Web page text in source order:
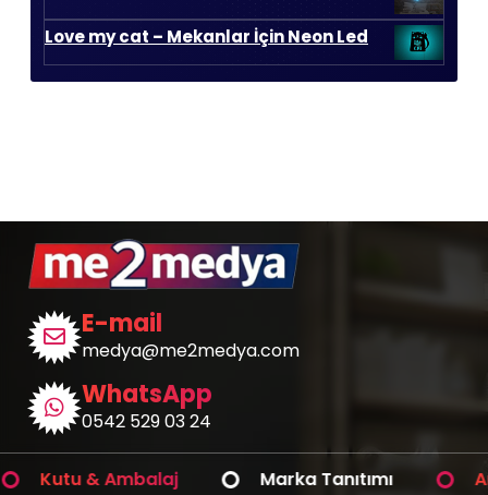
Love my cat – Mekanlar İçin Neon Led
E-mail
medya@me2medya.com
WhatsApp
0542 529 03 24
Kutu & Ambalaj Marka Tanıtımı